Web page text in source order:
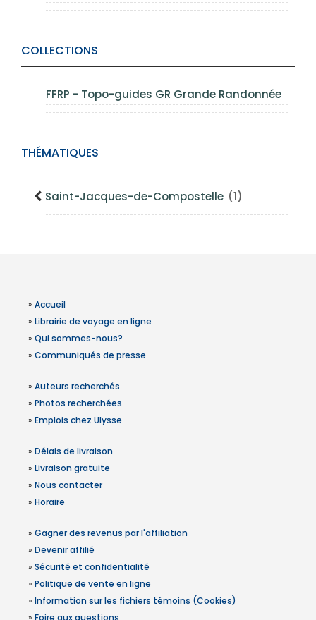
COLLECTIONS
FFRP - Topo-guides GR Grande Randonnée
THÉMATIQUES
Saint-Jacques-de-Compostelle (1)
» Accueil
» Librairie de voyage en ligne
» Qui sommes-nous?
» Communiqués de presse
» Auteurs recherchés
» Photos recherchées
» Emplois chez Ulysse
» Délais de livraison
» Livraison gratuite
» Nous contacter
» Horaire
» Gagner des revenus par l'affiliation
» Devenir affilié
» Sécurité et confidentialité
» Politique de vente en ligne
» Information sur les fichiers témoins (Cookies)
» Foire aux questions